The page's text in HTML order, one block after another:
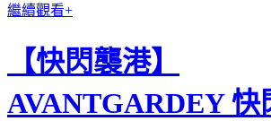
繼續觀看+
【快閃襲港】
AVANTGARDEY 快